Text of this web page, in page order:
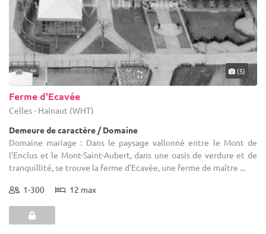
(5)
Ferme d'Ecavée
Celles - Hainaut (WHT)
Demeure de caractère / Domaine
Domaine mariage : Dans le paysage vallonné entre le Mont de
l'Enclus et le Mont-Saint-Aubert, dans une oasis de verdure et de
tranquillité, se trouve la ferme d'Ecavée, une ferme de maître ...
1-300 12 max